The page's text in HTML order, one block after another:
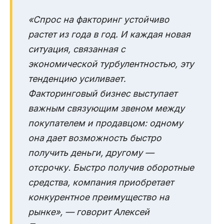
«Спрос на факторинг устойчиво
растет из года в год. И каждая новая
ситуация, связанная с
экономической турбулентностью, эту
тенденцию усиливает.
Факторинговый бизнес выступает
важным связующим звеном между
покупателем и продавцом: одному
она дает возможность быстро
получить деньги, другому —
отсрочку. Быстро получив оборотные
средства, компания приобретает
конкурентное преимущество на
рынке», — говорит Алексей